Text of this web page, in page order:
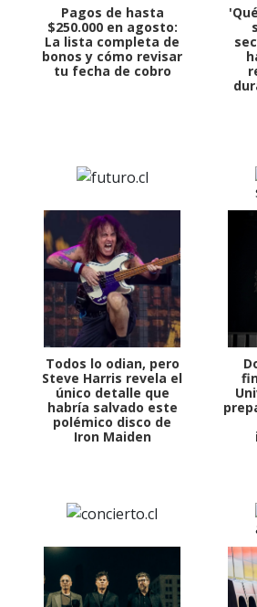
Pagos de hasta
$250.000 en agosto:
La lista completa de
bonos y cómo revisar
tu fecha de cobro
Todos lo odian, pero
Steve Harris revela el
único detalle que
habría salvado este
polémico disco de
Iron Maiden